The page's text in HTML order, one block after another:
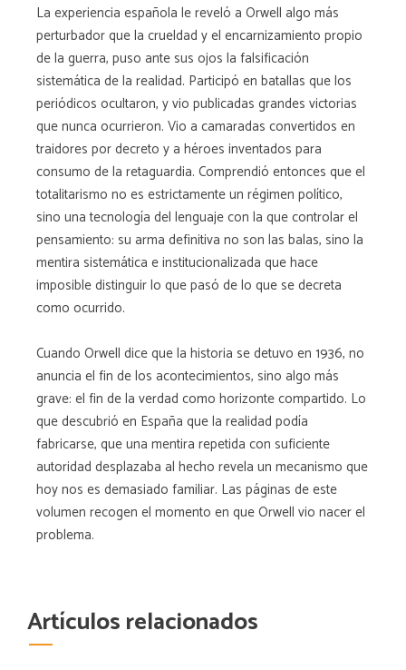
La experiencia española le reveló a Orwell algo más
perturbador que la crueldad y el encarnizamiento propio
de la guerra, puso ante sus ojos la falsificación
sistemática de la realidad. Participó en batallas que los
periódicos ocultaron, y vio publicadas grandes victorias
que nunca ocurrieron. Vio a camaradas convertidos en
traidores por decreto y a héroes inventados para
consumo de la retaguardia. Comprendió entonces que el
totalitarismo no es estrictamente un régimen político,
sino una tecnología del lenguaje con la que controlar el
pensamiento: su arma definitiva no son las balas, sino la
mentira sistemática e institucionalizada que hace
imposible distinguir lo que pasó de lo que se decreta
como ocurrido.
Cuando Orwell dice que la historia se detuvo en 1936, no
anuncia el fin de los acontecimientos, sino algo más
grave: el fin de la verdad como horizonte compartido. Lo
que descubrió en España que la realidad podía
fabricarse, que una mentira repetida con suficiente
autoridad desplazaba al hecho revela un mecanismo que
hoy nos es demasiado familiar. Las páginas de este
volumen recogen el momento en que Orwell vio nacer el
problema.
Artículos relacionados